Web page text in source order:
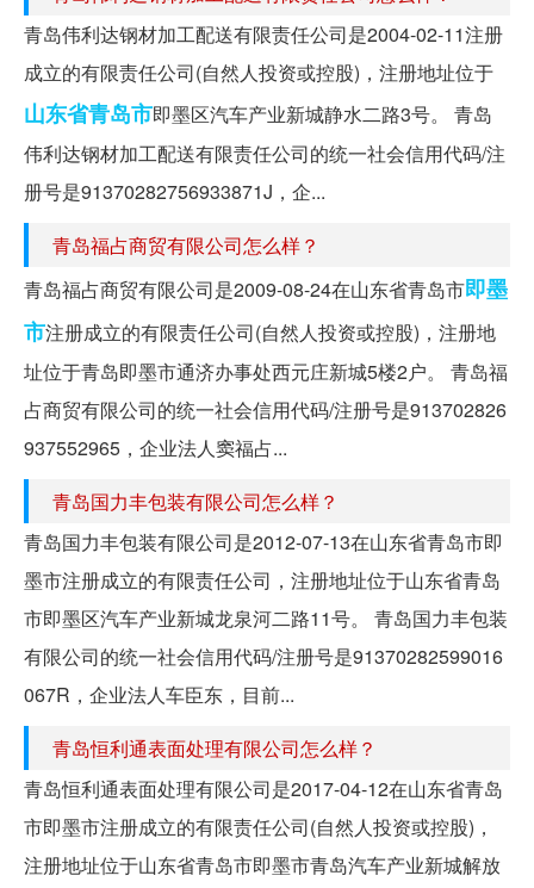
青岛伟利达钢材加工配送有限责任公司是2004-02-11注册
成立的有限责任公司(自然人投资或控股)，注册地址位于
山东省青岛市即墨区汽车产业新城静水二路3号。 青岛
伟利达钢材加工配送有限责任公司的统一社会信用代码/注
册号是91370282756933871J，企...
青岛福占商贸有限公司怎么样？
青岛福占商贸有限公司是2009-08-24在山东省青岛市即墨
市注册成立的有限责任公司(自然人投资或控股)，注册地
址位于青岛即墨市通济办事处西元庄新城5楼2户。 青岛福
占商贸有限公司的统一社会信用代码/注册号是913702826
937552965，企业法人窦福占...
青岛国力丰包装有限公司怎么样？
青岛国力丰包装有限公司是2012-07-13在山东省青岛市即
墨市注册成立的有限责任公司，注册地址位于山东省青岛
市即墨区汽车产业新城龙泉河二路11号。 青岛国力丰包装
有限公司的统一社会信用代码/注册号是91370282599016
067R，企业法人车臣东，目前...
青岛恒利通表面处理有限公司怎么样？
青岛恒利通表面处理有限公司是2017-04-12在山东省青岛
市即墨市注册成立的有限责任公司(自然人投资或控股)，
注册地址位于山东省青岛市即墨市青岛汽车产业新城解放